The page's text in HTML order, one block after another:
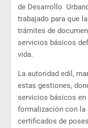
de Desarrollo
trabajado para que
trámites de
servicios básicos
vida.
La autoridad edil,
estas gestiones,
servicios básicos
formalización con la
certificados de